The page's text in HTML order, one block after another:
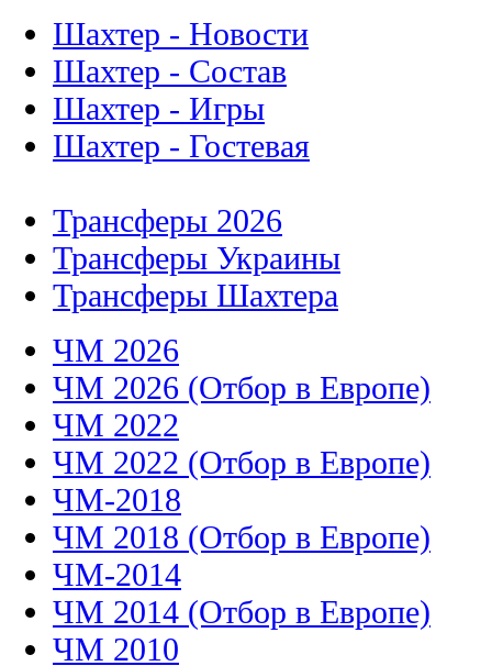
Шахтер - Новости
Шахтер - Состав
Шахтер - Игры
Шахтер - Гостевая
Трансферы 2026
Трансферы Украины
Трансферы Шахтера
ЧМ 2026
ЧМ 2026 (Отбор в Европе)
ЧМ 2022
ЧМ 2022 (Отбор в Европе)
ЧМ-2018
ЧМ 2018 (Отбор в Европе)
ЧМ-2014
ЧМ 2014 (Отбор в Европе)
ЧМ 2010